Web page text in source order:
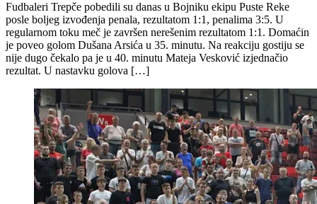
Fudbaleri Trepče pobedili su danas u Bojniku ekipu Puste Reke
posle boljeg izvođenja penala, rezultatom 1:1, penalima 3:5. U
regularnom toku meč je završen nerešenim rezultatom 1:1. Domaćin
je poveo golom Dušana Arsića u 35. minutu. Na reakciju gostiju se
nije dugo čekalo pa je u 40. minutu Mateja Vesković izjednačio
rezultat. U nastavku golova […]